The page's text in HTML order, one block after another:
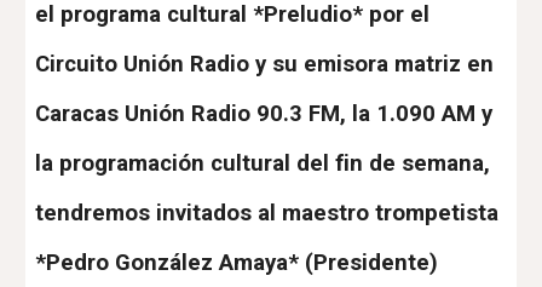
el programa cultural *Preludio* por el
Circuito Unión Radio y su emisora matriz en
Caracas Unión Radio 90.3 FM, la 1.090 AM y
la programación cultural del fin de semana,
tendremos invitados al maestro trompetista
*Pedro González Amaya* (Presidente)